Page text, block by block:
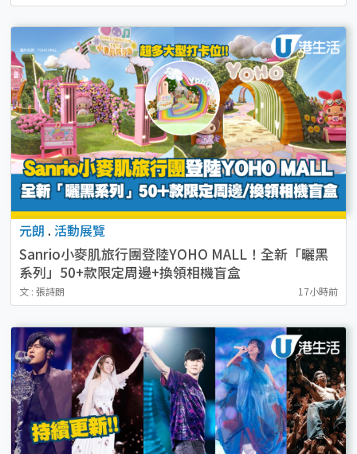
元朗 . 活動展覽
Sanrio小麥肌旅行團登陸YOHO MALL！全新「曬黑
系列」50+款限定周邊+換領相機盲盒
文 : 張詩朗 17小時前